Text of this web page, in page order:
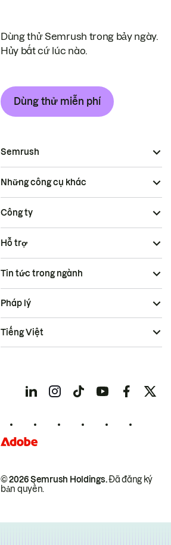
Dùng thử Semrush trong bảy ngày.
Hủy bất cứ lúc nào.
Dùng thử miễn phí
Semrush
Những công cụ khác
Công ty
Hỗ trợ
Tin tức trong ngành
© 2026 Semrush Holdings.Đã đăng ký
bản quyền.
Pháp lý
Tiếng Việt